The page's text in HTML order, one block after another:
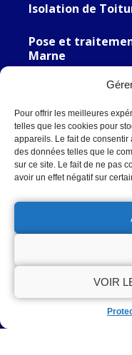
Pour offrir les meilleures
telles que les cookies pour
appareils. Le fait de
des données telles que le
sur ce site. Le fait de ne pas
avoir un effet négatif sur
VOIR
Isolation de
Pose et
Marne
Couvreur
Couvreur
17 Rue de l'Écluse, 77660,
Disponible Lundi -